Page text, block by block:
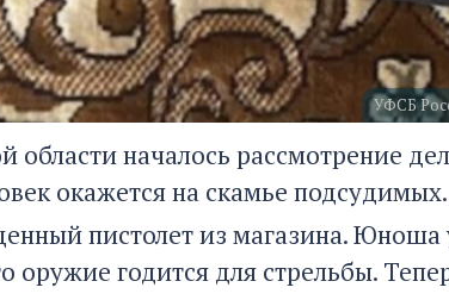
УФСБ
началось рассмотрение
окажется на скамье подсудимых.
пистолет из магазина. Юноша
оружие годится для стрельбы.